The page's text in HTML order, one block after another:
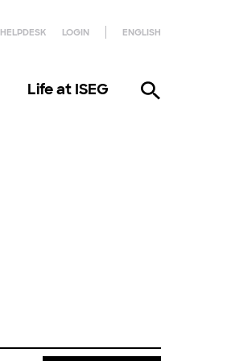
HELPDESK LOGIN ENGLISH
Life at ISEG